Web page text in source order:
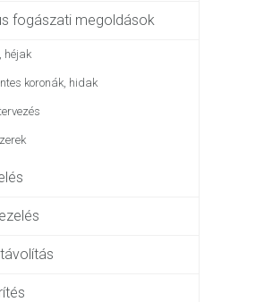
fogászati megoldások
héjak
koronák, hidak